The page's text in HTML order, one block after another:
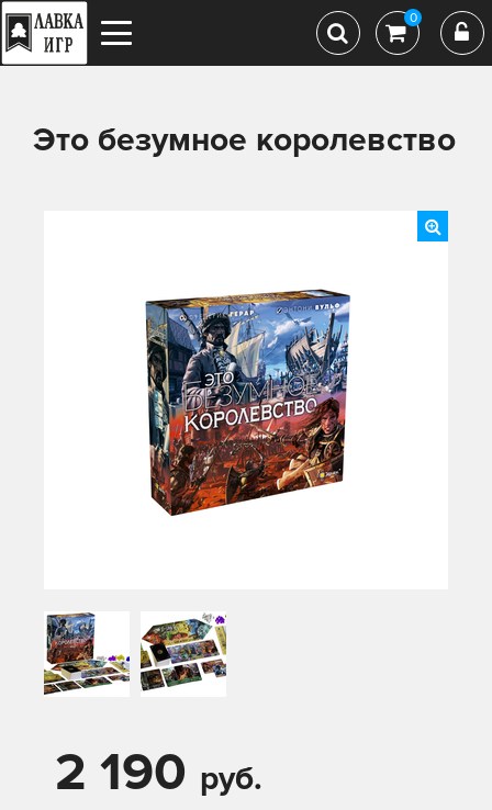
0
Это безумное королевство
2 190 руб.